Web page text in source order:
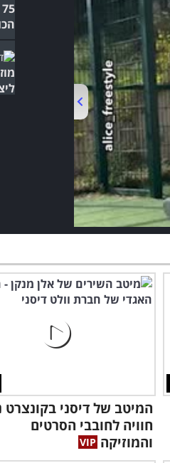
00:00 01:04
המיטב של דיסני בקונצרט
חוויה לחובבי הסרטים
והמוזיקה